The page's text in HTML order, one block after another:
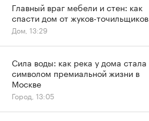
Главный враг мебели и стен: как
спасти дом от жуков-точильщиков
Дом, 13:29
Сила воды: как река у дома стала
символом премиальной жизни в
Москве
Город, 13:05